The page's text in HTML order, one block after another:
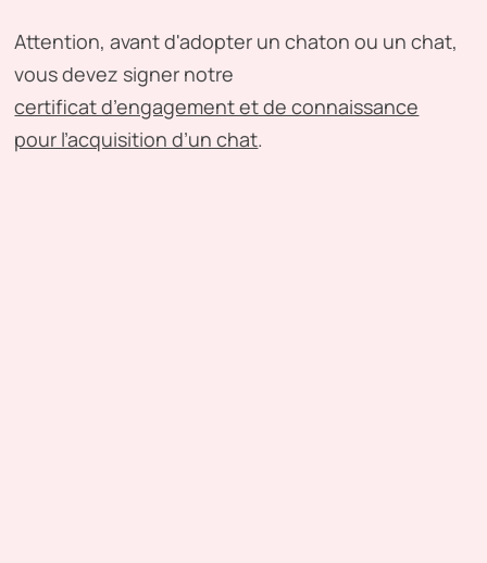
Attention, avant d'adopter un chaton ou un chat,
vous devez signer notre
certificat d’engagement et de connaissance
pour l’acquisition d’un chat.